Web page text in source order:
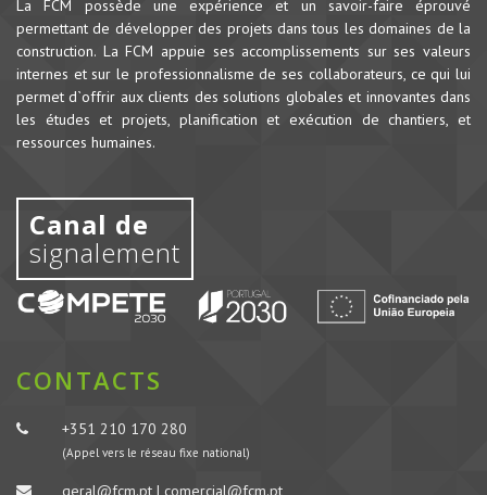
La FCM possède une expérience et un savoir-faire éprouvé
permettant de développer des projets dans tous les domaines de la
construction. La FCM appuie ses accomplissements sur ses valeurs
internes et sur le professionnalisme de ses collaborateurs, ce qui lui
permet d`offrir aux clients des solutions globales et innovantes dans
les études et projets, planification et exécution de chantiers, et
ressources humaines.
Canal de
signalement
CONTACTS
+351 210 170 280
(Appel vers le réseau fixe national)
geral@fcm.pt | comercial@fcm.pt